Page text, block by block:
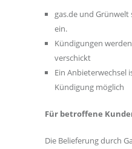
gas.de und Grünwelt
ein.
Kündigungen
verschickt
Ein Anbieterwechsel
Kündigung möglich
Für betroffene
Die Belieferung durch